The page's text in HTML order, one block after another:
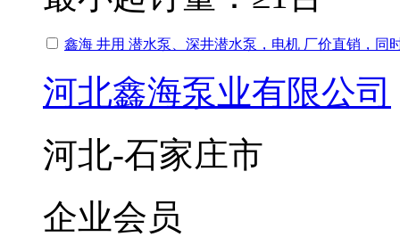
鑫海 井用 潜水泵、深井潜水泵，电机 厂价直销，同
河北鑫海泵业有限公司
河北-石家庄市
企业会员